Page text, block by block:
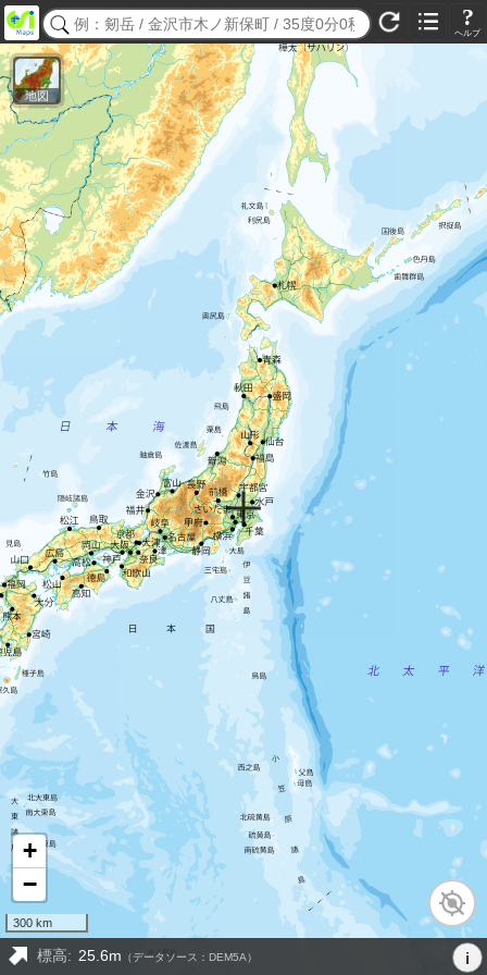
?
ヘルプ
地図
+
−
300 km
標高: 25.6m （データソース：DEM5A） i